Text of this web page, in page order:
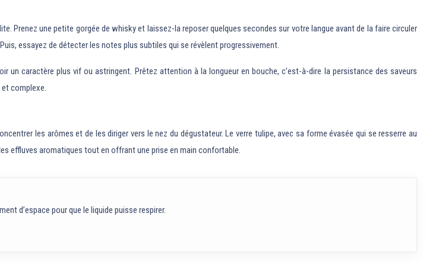
Prenez une petite gorgée de whisky et laissez-la reposer quelques secondes sur votre langue avant de la faire circuler
essayez de détecter les notes plus subtiles qui se révèlent progressivement.
un caractère plus vif ou astringent. Prêtez attention à la longueur en bouche, c’est-à-dire la persistance des saveurs
et complexe.
les arômes et de les diriger vers le nez du dégustateur. Le verre tulipe, avec sa forme évasée qui se resserre au
effluves aromatiques tout en offrant une prise en main confortable.
d’espace pour que le liquide puisse respirer.